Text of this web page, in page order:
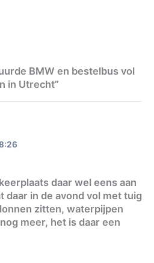
BMW en bestelbus vol
in Utrecht”
daar wel eens aan
daar in de avond vol met tuig
zitten, waterpijpen
meer, het is daar een